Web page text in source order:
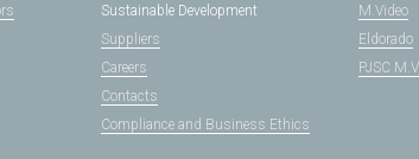
Sustainable Development
Suppliers
Careers
Contacts
Compliance and Business Ethics
M.Video
Eldorado
PJSC